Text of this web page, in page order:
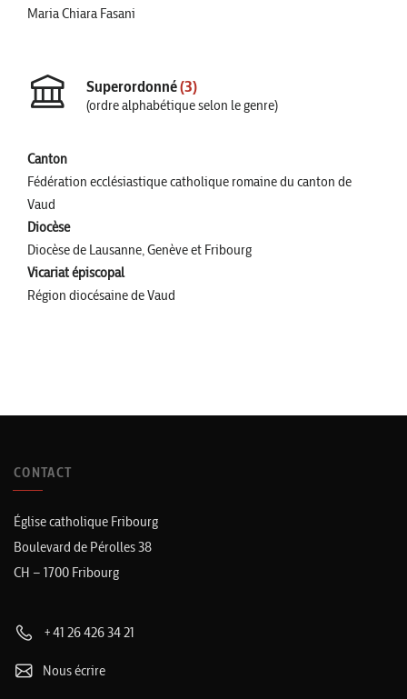
Maria Chiara Fasani
Superordonné(3)
(ordre alphabétique selon le genre)
Canton
Fédération ecclésiastique catholique romaine du canton de
Vaud
Diocèse
Diocèse de Lausanne, Genève et Fribourg
Vicariat épiscopal
Région diocésaine de Vaud
CONTACT
Église catholique Fribourg
Boulevard de Pérolles 38
CH – 1700 Fribourg
+41 26 426 34 21
Nous écrire